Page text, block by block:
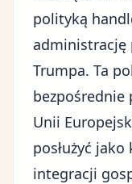
polityką
administrację
Trumpa. Ta
bezpośrednie
Unii
posłużyć jako
integracji